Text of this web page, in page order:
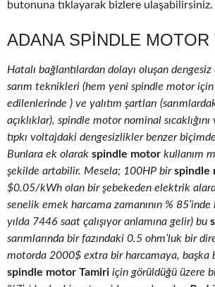
butonuna tıklayarak bizlere ulaşabilirsiniz.
ADANA SPINDLE MOTOR
Hatalı bağlantılardan dolayı oluşan
sarım teknikleri (hem yeni spindle motor için
edilenlerinde ) ve yalıtım şartları
açıklıklar), spindle motor nominal
tıpkı voltajdaki dengesizlikler benzer
Bunlara ek olarak spindle motor kullanım
şekilde artabilir. Mesela; 100HP birspindle
$0.05/kWh olan bir şebekeden elektrik
senelik emek harcama zamanının % 85’inde
yılda 7446 saat çalışıyor anlamına gelir) bu
sarımlarında bir fazındaki 0.5 ohm’luk bir
motorda 2000$ extra bir harcamaya, başka
spindle motor Tamiri için görüldüğü üzere